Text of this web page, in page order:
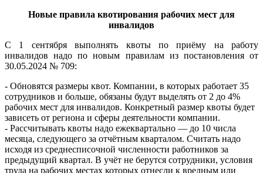
Новые правила квотирования рабочих мест для
инвалидов
С 1 сентября выполнять квоты по приёму на работу
инвалидов надо по новым правилам из постановления от
30.05.2024 № 709:
- Обновятся размеры квот. Компании, в которых работает 35
сотрудников и больше, обязаны будут выделять от 2 до 4%
рабочих мест для инвалидов. Конкретный размер квоты будет
зависеть от региона и сферы деятельности компании.
- Рассчитывать квоты надо ежеквартально — до 10 числа
месяца, следующего за отчётным кварталом. Считать надо
исходя из среднесписочной численности работников за
предыдущий квартал. В учёт не берутся сотрудники, условия
труда на рабочих местах которых отнесли к вредным или